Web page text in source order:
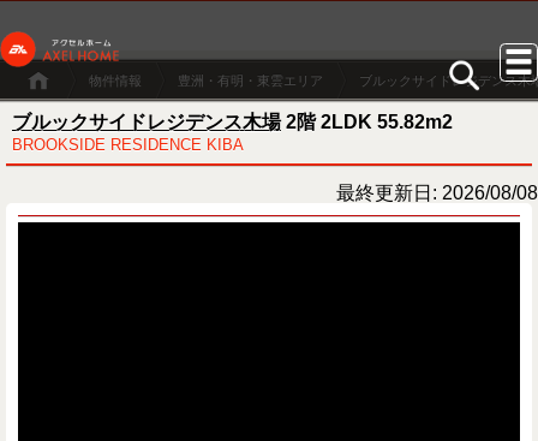
物件情報 豊洲・有明・東雲エリア ブルックサイドレジデンス木
ブルックサイドレジデンス木場2階 2LDK 55.82m2
BROOKSIDE RESIDENCE KIBA
最終更新日: 2026/08/08